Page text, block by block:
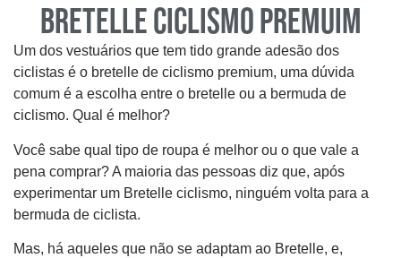
Bretelle ciclismo premuim
Um dos vestuários que tem tido grande adesão dos
ciclistas é o bretelle de ciclismo premium, uma dúvida
comum é a escolha entre o bretelle ou a bermuda de
ciclismo. Qual é melhor?
Você sabe qual tipo de roupa é melhor ou o que vale a
pena comprar? A maioria das pessoas diz que, após
experimentar um Bretelle ciclismo, ninguém volta para a
bermuda de ciclista.
Mas, há aqueles que não se adaptam ao Bretelle, e,